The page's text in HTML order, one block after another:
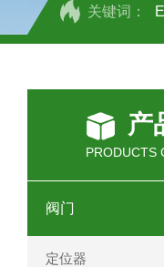
关键词：
产
PRODUCTS
阀门
定位器